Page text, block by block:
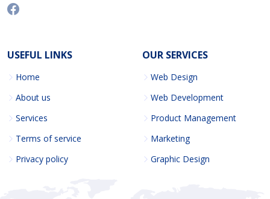
USEFUL LINKS
Home
About us
Services
Terms of service
Privacy policy
OUR SERVICES
Web Design
Web Development
Product Management
Marketing
Graphic Design